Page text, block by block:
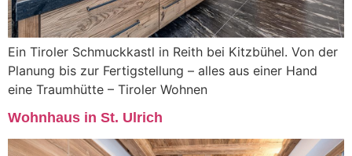
Ein Tiroler Schmuckkastl in Reith bei Kitzbühel. Von der
Planung bis zur Fertigstellung – alles aus einer Hand
eine Traumhütte – Tiroler Wohnen
Wohnhaus in St. Ulrich